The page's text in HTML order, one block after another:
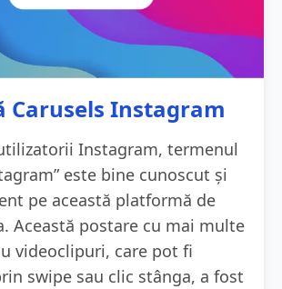
Carusels Instagram
Instagram, termenul
este bine cunoscut și
pe această platformă de
Această postare cu mai multe
videoclipuri, care pot fi
swipe sau clic stânga, a fost